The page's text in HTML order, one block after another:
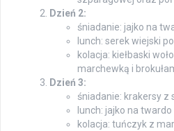
Dzień 2:
śniadanie: jajko na
lunch: serek wiejski
kolacja: kiełbaski
marchewką i
Dzień 3:
śniadanie: krakersy z
lunch: jajko na
kolacja: tuńczyk z